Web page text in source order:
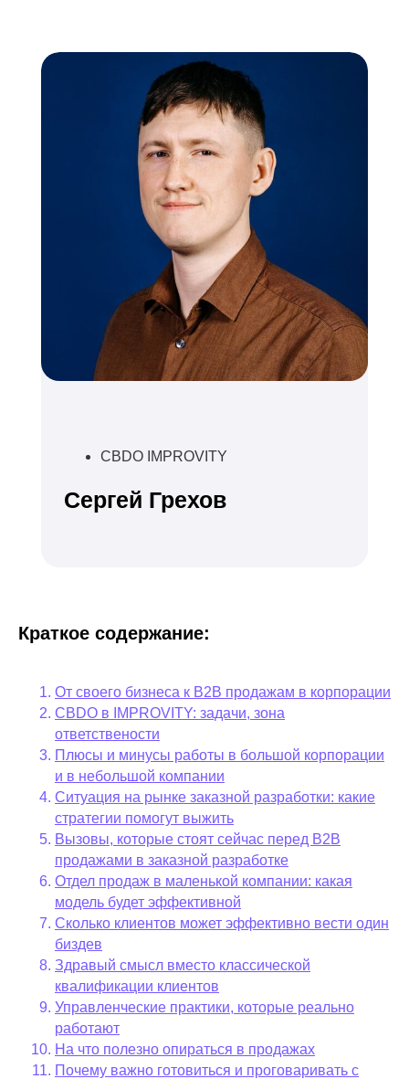
CBDO IMPROVITY
Сергей Грехов
Краткое содержание:
От своего бизнеса к B2B продажам в корпорации
CBDO в IMPROVITY: задачи, зона
ответствености
Плюсы и минусы работы в большой корпорации
и в небольшой компании
Ситуация на рынке заказной разработки: какие
стратегии помогут выжить
Вызовы, которые стоят сейчас перед B2B
продажами в заказной разработке
Отдел продаж в маленькой компании: какая
модель будет эффективной
Сколько клиентов может эффективно вести один
биздев
Здравый смысл вместо классической
квалификации клиентов
Управленческие практики, которые реально
работают
На что полезно опираться в продажах
Почему важно готовиться и проговаривать с